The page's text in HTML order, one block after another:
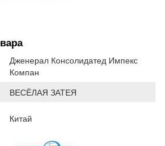
Дженерал Консолидатед Импекс
Компан
ВЕСЁЛАЯ ЗАТЕЯ
Китай